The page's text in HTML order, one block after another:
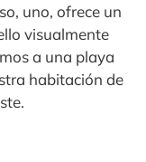
uno, ofrece un
visualmente
a una playa
habitación de